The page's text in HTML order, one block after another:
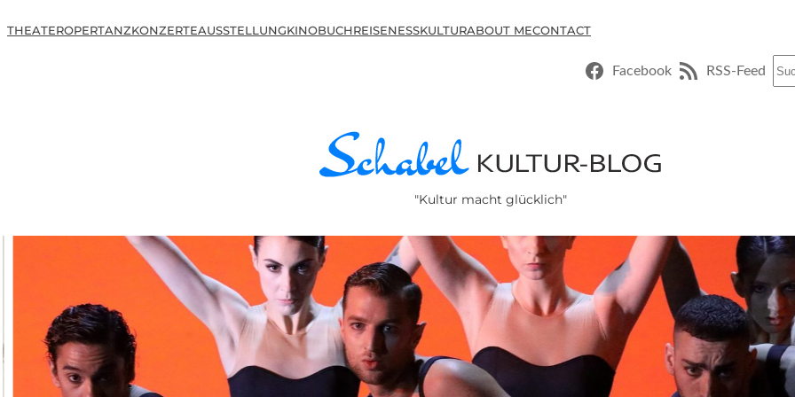
THEATEROPERTANZKONZERTEAUSSTELLUNGKINOBUCHREISENESSKULTURABOUT MECONTACT
Facebook RSS-Feed
"Kultur macht glücklich"